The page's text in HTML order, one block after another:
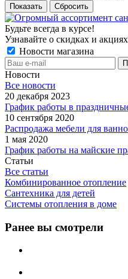
Сбросить
Будьте всегда в курсе!
Узнавайте о скидках и
Новости магазина
Новости
Все новости
20 декабря 2023
График работы в
10 сентября 2020
Распродажа мебели для
1 мая 2020
График работы на майские
Статьи
Все статьи
Комбинированное отопление
Сантехника для детей
Системы отопления в доме
Ранее вы смотрели